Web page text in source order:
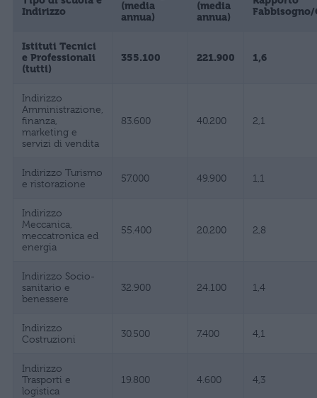
Indirizzo
(media
annua)
(media
annua)
Istituti Tecnici
e Professionali
(tutti)
355.100 221.900 1,6
Indirizzo
Amministrazione,
finanza,
marketing e
servizi di vendita
83.600 40.200 2,1
Indirizzo Turismo
e ristorazione
57.000 49.900 1,1
Indirizzo
Meccanica,
meccatronica ed
energia
55.400 20.200 2,8
Indirizzo Socio-
sanitario e
benessere
32.900 24.100 1,4
Indirizzo
Costruzioni
30.500 7.400 4,1
Indirizzo
Trasporti e
logistica
19.800 4.600 4,3